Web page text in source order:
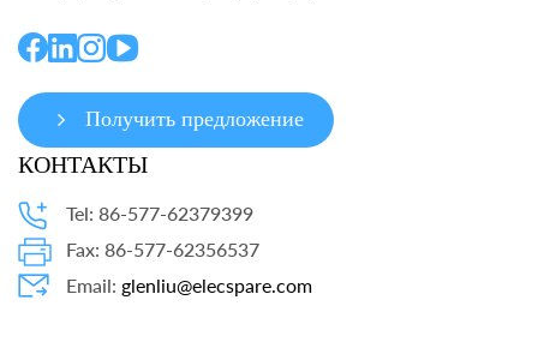
Получить предложение
КОНТАКТЫ
Tel: 86-577-62379399
Fax: 86-577-62356537
Email: glenliu@elecspare.com